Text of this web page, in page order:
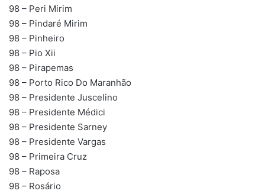
98 – Peri Mirim
98 – Pindaré Mirim
98 – Pinheiro
98 – Pio Xii
98 – Pirapemas
98 – Porto Rico Do Maranhão
98 – Presidente Juscelino
98 – Presidente Médici
98 – Presidente Sarney
98 – Presidente Vargas
98 – Primeira Cruz
98 – Raposa
98 – Rosário